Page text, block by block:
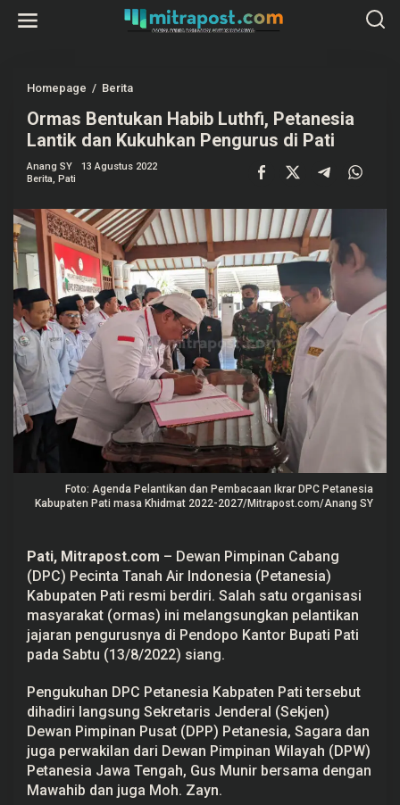
Homepage / Berita
m
a
s
e
u
k
a
n
H
a
b
i
b
L
u
t
h
f
i
P
t
a
n
e
s
a
n
t
i
k
d
a
n
K
k
h
k
a
n
P
e
n
Ormas Bentukan Habib Luthfi, Petanesia
Lantik dan Kukuhkan Pengurus di Pati
Anang SY
13 Agustus 2022
Berita, Pati
Foto: Agenda Pelantikan dan Pembacaan Ikrar DPC Petanesia
Kabupaten Pati masa Khidmat 2022-2027/Mitrapost.com/Anang SY
Pati, Mitrapost.com – Dewan Pimpinan Cabang
(DPC) Pecinta Tanah Air Indonesia (Petanesia)
Kabupaten Pati resmi berdiri. Salah satu organisasi
masyarakat (ormas) ini melangsungkan pelantikan
jajaran pengurusnya di Pendopo Kantor Bupati Pati
pada Sabtu (13/8/2022) siang.
Pengukuhan DPC Petanesia Kabpaten Pati tersebut
dihadiri langsung Sekretaris Jenderal (Sekjen)
Dewan Pimpinan Pusat (DPP) Petanesia, Sagara dan
juga perwakilan dari Dewan Pimpinan Wilayah (DPW)
Petanesia Jawa Tengah, Gus Munir bersama dengan
Mawahib dan juga Moh. Zayn.